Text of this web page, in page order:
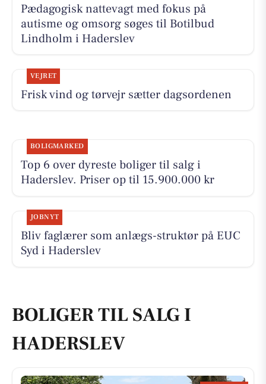
Pædagogisk nattevagt med fokus på
autisme og omsorg søges til Botilbud
Lindholm i Haderslev
VEJRET
Frisk vind og tørvejr sætter dagsordenen
BOLIGMARKED
Top 6 over dyreste boliger til salg i
Haderslev. Priser op til 15.900.000 kr
JOBNYT
Bliv faglærer som anlægs-struktør på EUC
Syd i Haderslev
BOLIGER TIL SALG I
HADERSLEV